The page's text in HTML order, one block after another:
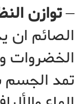
–توازن
الصائم
الخضروات
تمد الجسم